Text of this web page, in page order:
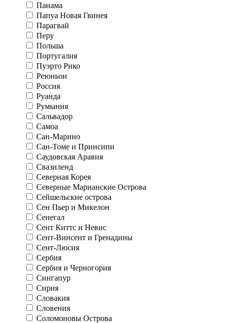
Панама
Папуа Новая Гвинея
Парагвай
Перу
Польша
Португалия
Пуэрто Рико
Реюньон
Россия
Руанда
Румыния
Сальвадор
Самоа
Сан-Марино
Сан-Томе и Принсипи
Саудовская Аравия
Свазиленд
Северная Корея
Северные Марианские Острова
Сейшельские острова
Сен Пьер и Микелон
Сенегал
Сент Киттс и Невис
Сент-Винсент и Гренадины
Сент-Люсия
Сербия
Сербия и Черногория
Сингапур
Сирия
Словакия
Словения
Соломоновы Острова